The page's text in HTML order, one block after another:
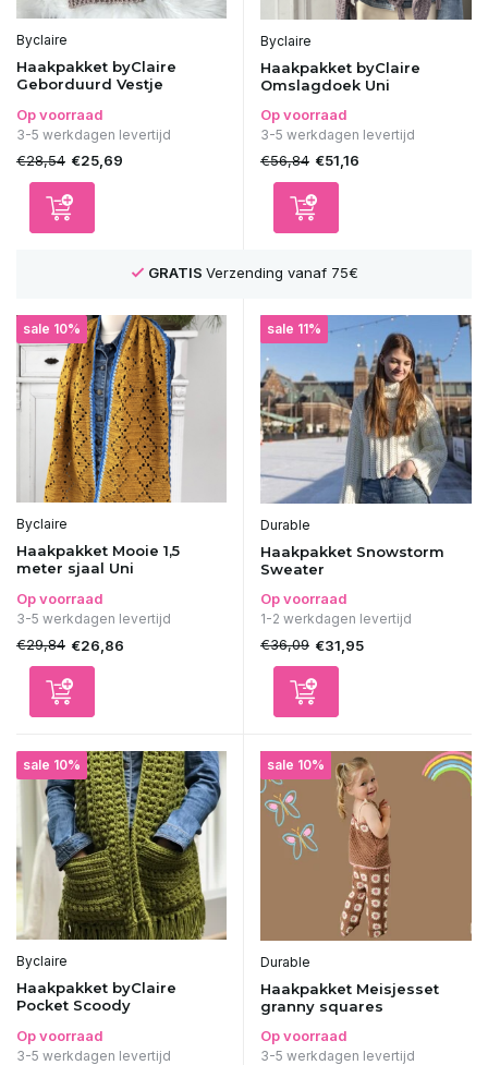
Byclaire
Haakpakket byClaire
Geborduurd Vestje
Op voorraad
3-5 werkdagen levertijd
€28,54 €25,69
Byclaire
Haakpakket byClaire
Omslagdoek Uni
Op voorraad
3-5 werkdagen levertijd
€56,84 €51,16
GRATIS Verzending vanaf 75€
sale 10%
Byclaire
Haakpakket Mooie 1,5
meter sjaal Uni
Op voorraad
3-5 werkdagen levertijd
€29,84 €26,86
sale 11%
Durable
Haakpakket Snowstorm
Sweater
Op voorraad
1-2 werkdagen levertijd
€36,09 €31,95
sale 10%
Byclaire
Haakpakket byClaire
Pocket Scoody
Op voorraad
3-5 werkdagen levertijd
sale 10%
Durable
Haakpakket Meisjesset
granny squares
Op voorraad
3-5 werkdagen levertijd